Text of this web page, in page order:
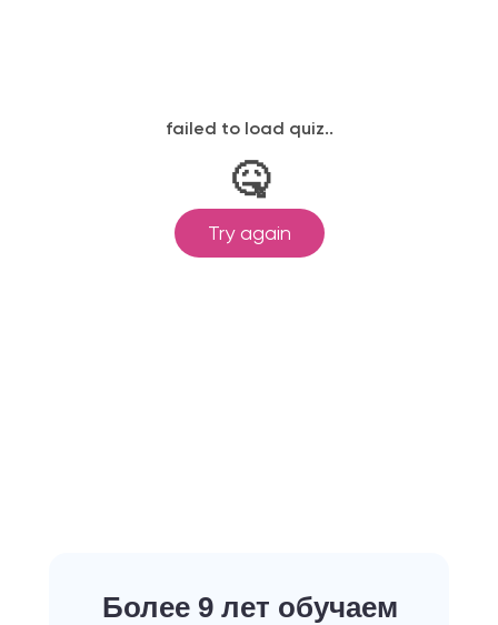
Более 9 лет обучаем